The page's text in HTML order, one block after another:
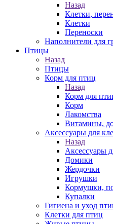
Назад
Клетки,
Клетки
Переноски
Наполнители для
Птицы
Назад
Птицы
Корм для птиц
Назад
Корм для
Корм
Лакомства
Витамины,
Аксессуары для
Назад
Аксессуары
Домики
Жердочки
Игрушки
Кормушки,
Купалки
Гигиена и уход
Клетки для птиц